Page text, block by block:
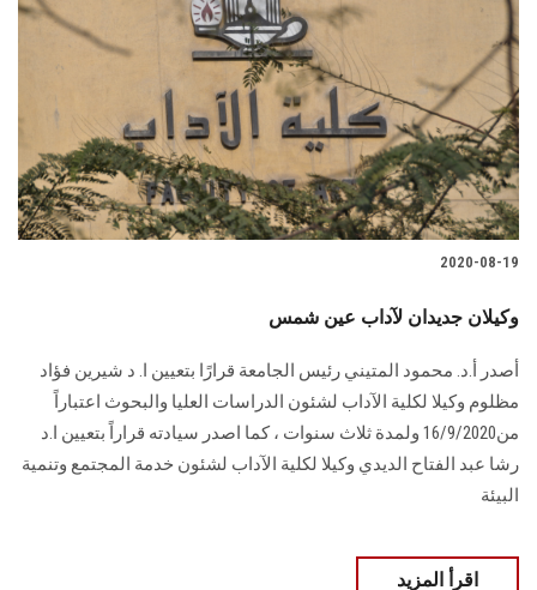
2020-08-19
وكيلان جديدان لآداب عين شمس
أصدر أ.د. محمود المتيني رئيس الجامعة قرارًا بتعيين ا. د شيرين فؤاد
مظلوم وكيلا لكلية الآداب لشئون الدراسات العليا والبحوث اعتباراً
من16/9/2020 ولمدة ثلاث سنوات ، كما اصدر سيادته قراراً بتعيين ا.د
رشا عبد الفتاح الديدي وكيلا لكلية الآداب لشئون خدمة المجتمع وتنمية
البيئة
اقرأ المزيد